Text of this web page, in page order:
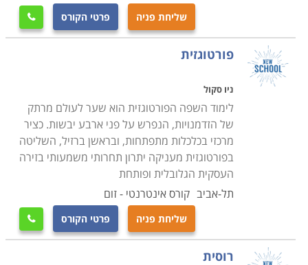
שליחת פניה פרטי הקורס 
פורטוגזית
ניו סקול
לימוד השפה הפורטוגזית הוא שער לעולם מרתק
של הזדמנויות, הנפרש על פני ארבע יבשות. כציר
מרכזי בכלכלות מתפתחות, ובראשן ברזיל, השליטה
בפורטוגזית מעניקה יתרון תחרותי משמעותי בזירה
העסקית הגלובלית ופותחת
תל-אביב קורס אינטרנטי - זום
שליחת פניה פרטי הקורס 
רוסית